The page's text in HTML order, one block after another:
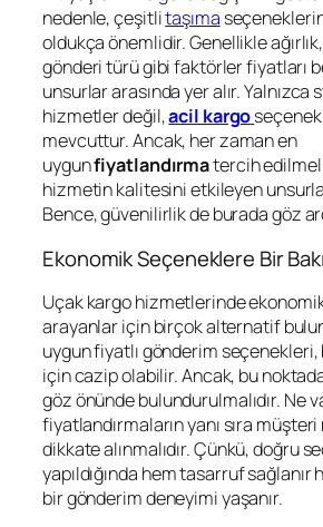
nedenle, çeşitlitaşıma
oldukça önemlidir. Genellikle
gönderi türü gibi faktörler fiyatları
unsurlar arasında yer alır. Yalnızca
hizmetler değil,acil kargo
mevcuttur. Ancak, her zaman en
uygunfiyatlandırmatercih
hizmetin kalitesini etkileyen
Bence, güvenilirlik de burada göz
Ekonomik Seçeneklere Bir
Uçak kargo hizmetlerinde
arayanlar için birçok alternatif
uygun fiyatlı gönderim seçenekleri,
için cazip olabilir. Ancak, bu
göz önünde bulundurulmalıdır. Ne
fiyatlandırmaların yanı sıra
dikkate alınmalıdır. Çünkü, doğru
yapıldığında hem tasarruf sağlanır
bir gönderim deneyimi yaşanır.